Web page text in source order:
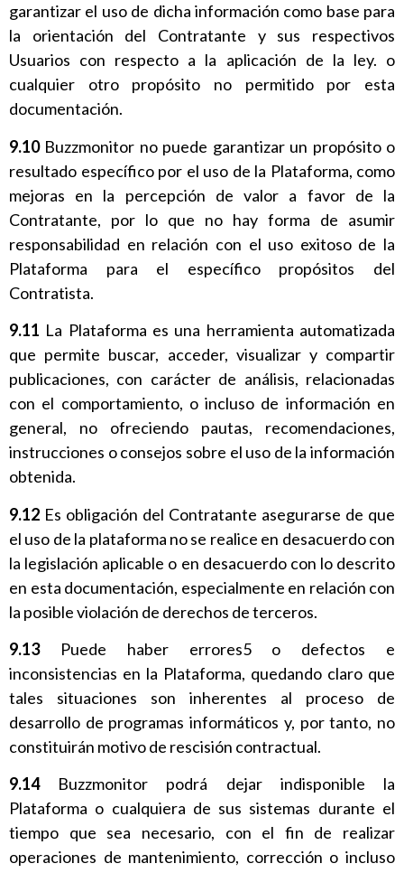
garantizar el uso de dicha información como base para
la orientación del Contratante y sus respectivos
Usuarios con respecto a la aplicación de la ley. o
cualquier otro propósito no permitido por esta
documentación.
9.10 Buzzmonitor no puede garantizar un propósito o
resultado específico por el uso de la Plataforma, como
mejoras en la percepción de valor a favor de la
Contratante, por lo que no hay forma de asumir
responsabilidad en relación con el uso exitoso de la
Plataforma para el específico propósitos del
Contratista.
9.11 La Plataforma es una herramienta automatizada
que permite buscar, acceder, visualizar y compartir
publicaciones, con carácter de análisis, relacionadas
con el comportamiento, o incluso de información en
general, no ofreciendo pautas, recomendaciones,
instrucciones o consejos sobre el uso de la información
obtenida.
9.12 Es obligación del Contratante asegurarse de que
el uso de la plataforma no se realice en desacuerdo con
la legislación aplicable o en desacuerdo con lo descrito
en esta documentación, especialmente en relación con
la posible violación de derechos de terceros.
9.13 Puede haber errores5 o defectos e
inconsistencias en la Plataforma, quedando claro que
tales situaciones son inherentes al proceso de
desarrollo de programas informáticos y, por tanto, no
constituirán motivo de rescisión contractual.
9.14 Buzzmonitor podrá dejar indisponible la
Plataforma o cualquiera de sus sistemas durante el
tiempo que sea necesario, con el fin de realizar
operaciones de mantenimiento, corrección o incluso